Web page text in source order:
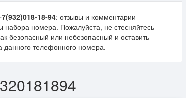
18-94: отзывы и комментарии
набора номера. Пожалуйста, не стесняйтесь
безопасный или небезопасный и оставить
данного телефонного номера.